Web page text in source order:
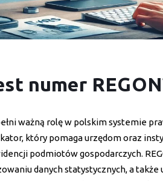
numer
ważną rolę w polskim systemie
który pomaga urzędom oraz
podmiotów gospodarczych.
danych statystycznych, a